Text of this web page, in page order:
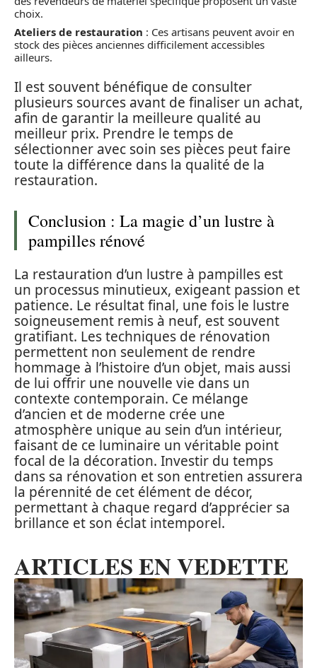
choix.
Ateliers de restauration : Ces artisans peuvent avoir en
stock des pièces anciennes difficilement accessibles
ailleurs.
Il est souvent bénéfique de consulter
plusieurs sources avant de finaliser un achat,
afin de garantir la meilleure qualité au
meilleur prix. Prendre le temps de
sélectionner avec soin ses pièces peut faire
toute la différence dans la qualité de la
restauration.
Conclusion : La magie d’un lustre à
pampilles rénové
La restauration d’un lustre à pampilles est
un processus minutieux, exigeant passion et
patience. Le résultat final, une fois le lustre
soigneusement remis à neuf, est souvent
gratifiant. Les techniques de rénovation
permettent non seulement de rendre
hommage à l’histoire d’un objet, mais aussi
de lui offrir une nouvelle vie dans un
contexte contemporain. Ce mélange
d’ancien et de moderne crée une
atmosphère unique au sein d’un intérieur,
faisant de ce luminaire un véritable point
focal de la décoration. Investir du temps
dans sa rénovation et son entretien assurera
la pérennité de cet élément de décor,
permettant à chaque regard d’apprécier sa
brillance et son éclat intemporel.
ARTICLES EN VEDETTE